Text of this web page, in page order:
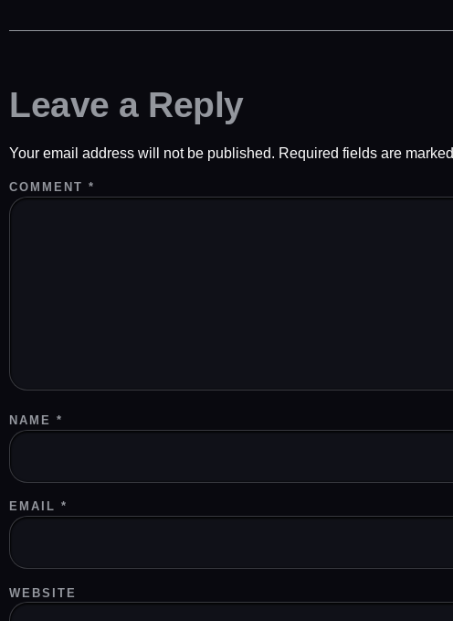
Leave a Reply
Your email address will not be published. Required fields are marked
COMMENT *
NAME *
EMAIL *
WEBSITE